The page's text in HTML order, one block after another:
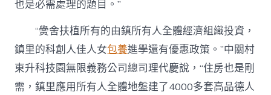
也是必需處理的題目。”
“黌舍扶植所有的由鎮所有人全體經濟組織投資，
鎮里的科創人佳人女包養進學還有優惠政策。”中關村
東升科技園無限義務公司總司理代慶說，“住房也是剛
需，鎮里應用所有人全體地盤建了4000多套高品德人